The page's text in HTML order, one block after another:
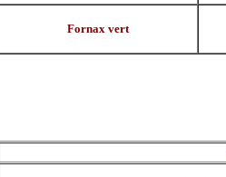
Fornax vert